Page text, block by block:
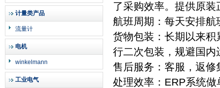
计量类产品
流量计
电机
winkelmann
工业电气
了采购效率。提供原
航班周期：每天安排
货物包装：长期以来
行二次包装，规避国内
售后服务：客服，返
处理效率：ERP系统